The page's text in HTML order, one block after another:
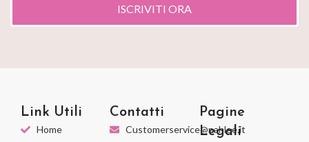
ISCRIVITI ORA
Link Utili
Home
Contatti
Customerservice@nahlee.it
Pagine
Legali